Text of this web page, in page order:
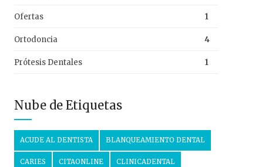
Ofertas 1
Ortodoncia 4
Prótesis Dentales 1
Nube de Etiquetas
ACUDE AL DENTISTA BLANQUEAMIENTO DENTAL
CARIES CITAONLINE CLINICADENTAL